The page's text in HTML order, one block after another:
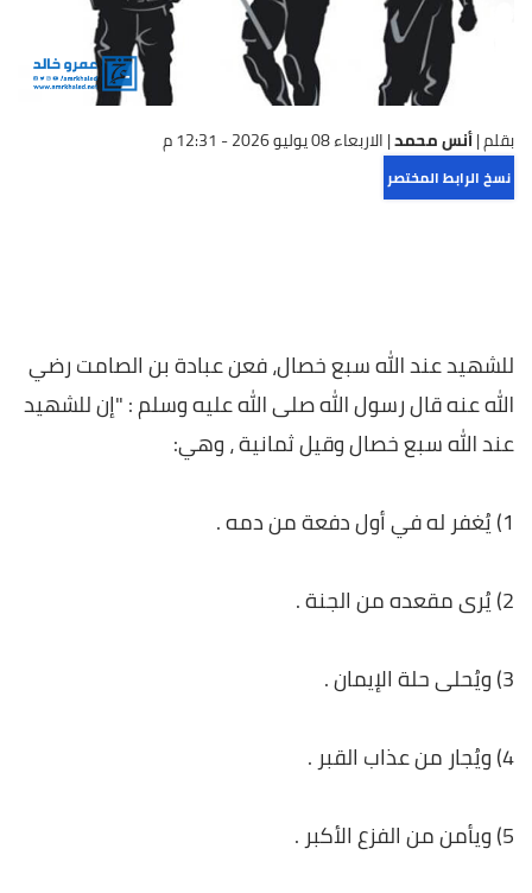
بقلم |أنس محمد|الاربعاء 08 يوليو 2026 - 12:31 م
نسخ الرابط المختصر
للشهيد عند الله سبع خصال، فعن عبادة بن الصامت رضي
الله عنه قال رسول الله صلى الله عليه وسلم : "إن للشهيد
عند الله سبع خصال وقيل ثمانية ، وهي:
1) يُغفر له في أول دفعة من دمه .
2) يُرى مقعده من الجنة .
3) ويُحلى حلة الإيمان .
4) ويُجار من عذاب القبر .
5) ويأمن من الفزع الأكبر .